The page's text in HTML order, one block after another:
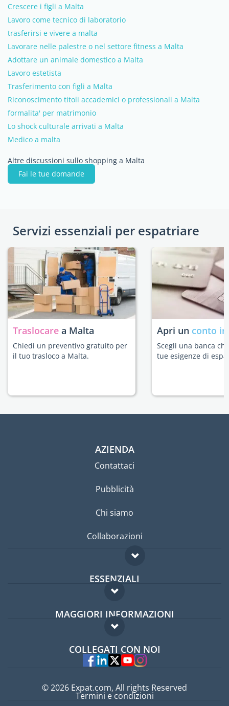
Crescere i figli a Malta
Lavoro come tecnico di laboratorio
trasferirsi e vivere a malta
Lavorare nelle palestre o nel settore fitness a Malta
Adottare un animale domestico a Malta
Lavoro estetista
Trasferimento con figli a Malta
Riconoscimento titoli accademici o professionali a Malta
formalita' per matrimonio
Lo shock culturale arrivati a Malta
Medico a malta
Altre discussioni sullo shopping a Malta
Fai le tue domande
Servizi essenziali per espatriare
Traslocare a Malta
Chiedi un preventivo gratuito per
il tuo trasloco a Malta.
Apri un conto
Scegli una banca
tue esigenze di
AZIENDA
Contattaci
Pubblicità
Chi siamo
Collaborazioni
ESSENZIALI
Forum per expat
Guida per expat
MAGGIORI INFORMAZIONI
Domande frequenti
Esperti
COLLEGATI CON NOI
© 2026 Expat.com, All rights Reserved
Termini e condizioni